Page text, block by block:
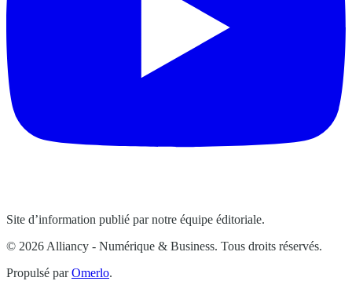
Site d’information publié par notre équipe éditoriale.
© 2026 Alliancy - Numérique & Business. Tous droits réservés.
Propulsé parOmerlo.